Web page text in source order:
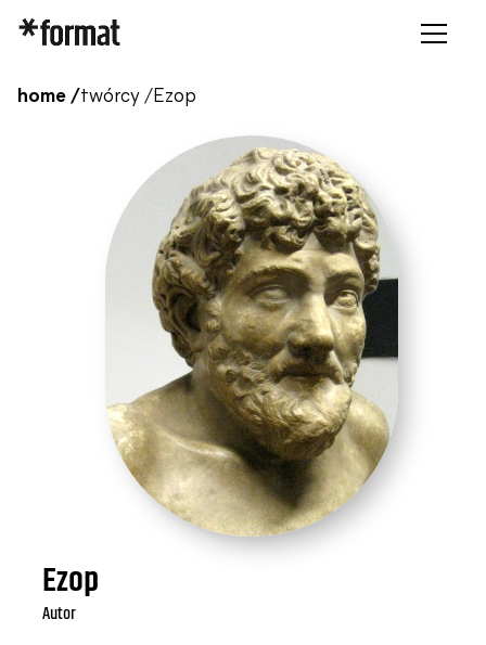
home /twórcy / Ezop
Ezop
Autor